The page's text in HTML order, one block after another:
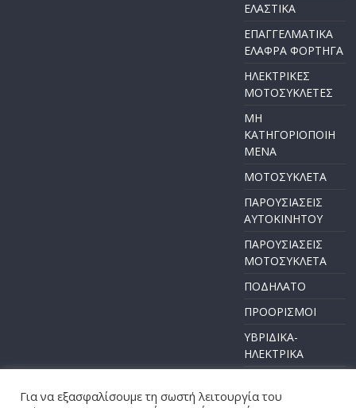
ΕΛΑΣΤΙΚΑ
ΕΠΑΓΓΕΛΜΑΤΙΚΑ
ΕΛΑΦΡΑ ΦΟΡΤΗΓΑ
ΗΛΕΚΤΡΙΚΕΣ
ΜΟΤΟΣΥΚΛΕΤΕΣ
ΜΗ
ΚΑΤΗΓΟΡΙΟΠΟΙΗ
ΜΕΝΑ
ΜΟΤΟΣΥΚΛΕΤΑ
ΠΑΡΟΥΣΙΑΣΕΙΣ
ΑΥΤΟΚΙΝΗΤΟΥ
ΠΑΡΟΥΣΙΑΣΕΙΣ
ΜΟΤΟΣΥΚΛΕΤΑ
ΠΟΔΗΛΑΤΟ
ΠΡΟΟΡΙΣΜΟΙ
ΥΒΡΙΔΙΚΑ-
ΗΛΕΚΤΡΙΚΑ
Για να εξασφαλίσουμε τη σωστή λειτουργία του